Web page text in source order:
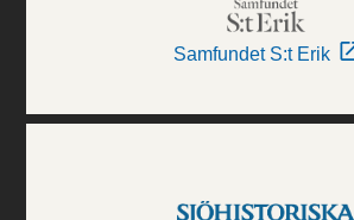
Samfundet S:t Erik